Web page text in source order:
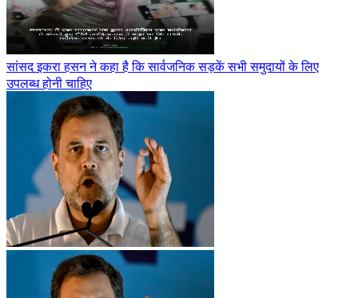
सांसद इकरा हसन ने कहा है कि सार्वजनिक सड़कें सभी समुदायों के लिए
उपलब्ध होनी चाहिए